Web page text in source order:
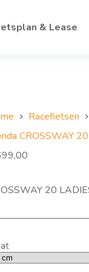
& Lease
Racefietsen
CROSSWAY
20